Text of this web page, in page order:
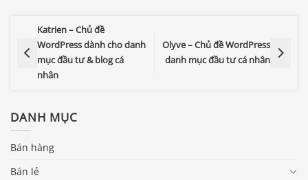
Katrien – Chủ đề
WordPress dành cho danh
mục đầu tư & blog cá
nhân
Olyve – Chủ đề WordPress
danh mục đầu tư cá nhân
DANH MỤC
Bán hàng
Bán lẻ